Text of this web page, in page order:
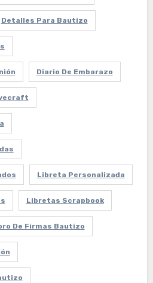
Detalles Para Bautizo
Diario De Embarazo
Libreta Personalizada
Libretas Scrapbook
De Firmas Bautizo